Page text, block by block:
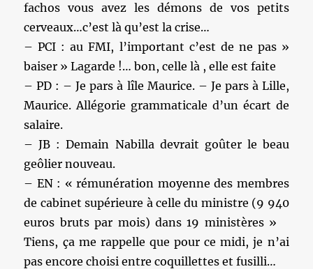
fachos vous avez les démons de vos petits
cerveaux…c’est là qu’est la crise…
– PCI : au FMI, l’important c’est de ne pas »
baiser » Lagarde !… bon, celle là , elle est faite
– PD : – Je pars à lîle Maurice. – Je pars à Lille,
Maurice. Allégorie grammaticale d’un écart de
salaire.
– JB : Demain Nabilla devrait goûter le beau
geôlier nouveau.
– EN : « rémunération moyenne des membres
de cabinet supérieure à celle du ministre (9 940
euros bruts par mois) dans 19 ministères »
Tiens, ça me rappelle que pour ce midi, je n’ai
pas encore choisi entre coquillettes et fusilli…